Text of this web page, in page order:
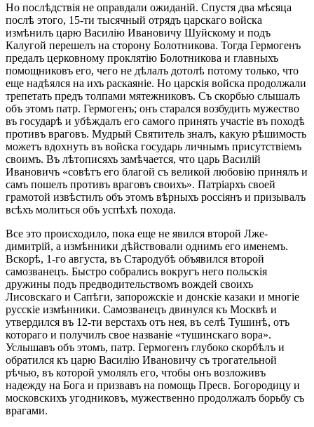
Но послѣдствія не оправдали ожиданій. Спустя два мѣсяца
послѣ этого, 15-ти тысячный отрядъ царскаго войска
измѣнилъ царю Василію Ивановичу Шуйскому и подъ
Калугой перешелъ на сторону Болотникова. Тогда Гермогенъ
предалъ церковному проклятію Болотникова и главныхъ
помощниковъ его, чего не дѣлалъ дотолѣ потому только, что
еще надѣялся на ихъ раскаяніе. Но царскія войска продолжали
трепетать предъ толпами мятежниковъ. Съ скорбью слышалъ
объ этомъ патр. Гермогенъ; онъ старался возбудить мужество
въ государѣ и убѣждалъ его самого принять участіе въ походѣ
противъ враговъ. Мудрый Святитель зналъ, какую рѣшимость
можетъ вдохнуть въ войска государь личнымъ присутствіемъ
своимъ. Въ лѣтописяхъ замѣчается, что царь Василій
Ивановичъ «совѣтъ его благой съ великой любовію принялъ и
самъ пошелъ противъ враговъ своихъ». Патріархъ своей
грамотой извѣстилъ объ этомъ вѣрныхъ россіянъ и призывалъ
всѣхъ молиться объ успѣхѣ похода.
Все это происходило, пока еще не явился второй Лже-
димитрій, а измѣнники дѣйствовали однимъ его именемъ.
Вскорѣ, 1-го августа, въ Стародубѣ объявился второй
самозванецъ. Быстро собрались вокругъ него польскія
дружины подъ предводительствомъ вождей своихъ
Лисовскаго и Сапѣги, запорожскіе и донскіе казаки и многіе
русскіе измѣнники. Самозванецъ двинулся къ Москвѣ и
утвердился въ 12-ти верстахъ отъ нея, въ селѣ Тушинѣ, отъ
котораго и получилъ свое названіе «тушинскаго вора».
Услышавъ объ этомъ, патр. Гермогенъ глубоко скорбѣлъ и
обратился къ царю Василію Ивановичу съ трогательной
рѣчью, въ которой умолялъ его, чтобы онъ возложивъ
надежду на Бога и призвавъ на помощь Пресв. Богородицу и
московскихъ угодниковъ, мужественно продолжалъ борьбу съ
врагами.